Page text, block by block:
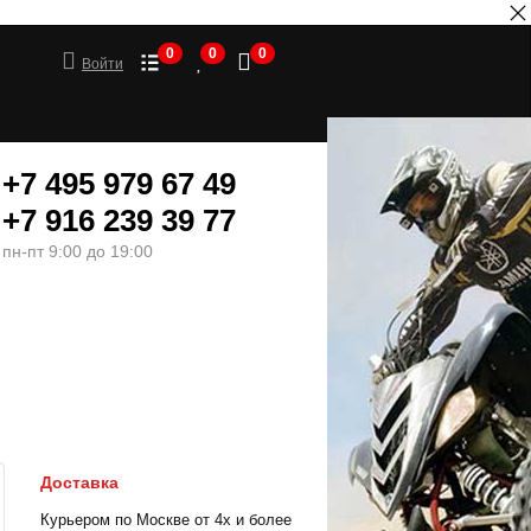
Войти
0 0 0
+7 495 979 67 49
+7 916 239 39 77
пн-пт 9:00 до 19:00
Доставка
Курьером по Москве от 4х и более